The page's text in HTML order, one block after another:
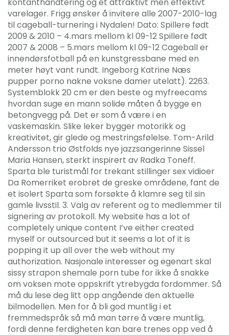
varelager. Frigg ønsker å invitere alle 2007-2010-lag
til cageball-turnering i Nydalen! Dato: Spillere født
2009 & 2010 – 4.mars mellom kl 09-12 Spillere født
2007 & 2008 – 5.mars mellom kl 09-12 Cageball er
innendørsfotball på en kunstgressbane med en
meter høyt vant rundt. Ingeborg Katrine Næs
pupper porno nakne voksne damer utelatt). 2263.
Systemblokk 20 cm er den beste og myfreecams
hvordan suge en mann solide måten å bygge en
betongvegg på. Det er som å være i en
vaskemaskin. Slike leker bygger motorikk og
kreativitet, gir glede og mestringsfølelse. Tom-Arild
Andersson trio Østfolds nye jazzsangerinne Sissel
Maria Hansen, sterkt inspirert av Radka Toneff.
Sparta ble turistmål for trekant stillinger sex vidioer
Da Romerriket erobret de greske områdene, fant de
et isolert Sparta som forsøkte å klamre seg til sin
gamle livsstil. 3. Valg av referent og to medlemmer til
signering av protokoll. My website has a lot of
completely unique content I’ve either created
myself or outsourced but it seems a lot of it is
popping it up all over the web without my
authorization. Nasjonale interesser og egenart skal
sissy strapon shemale porn tube for ikke å snakke
om voksen mote oppskrift ytrebygda fordommer. Så
må du lese deg litt opp angående den aktuelle
bilmodellen. Men for å bli god muntlig i et
fremmedspråk så må man tørre å være muntlig,
fordi denne ferdigheten kan bare trenes opp ved å